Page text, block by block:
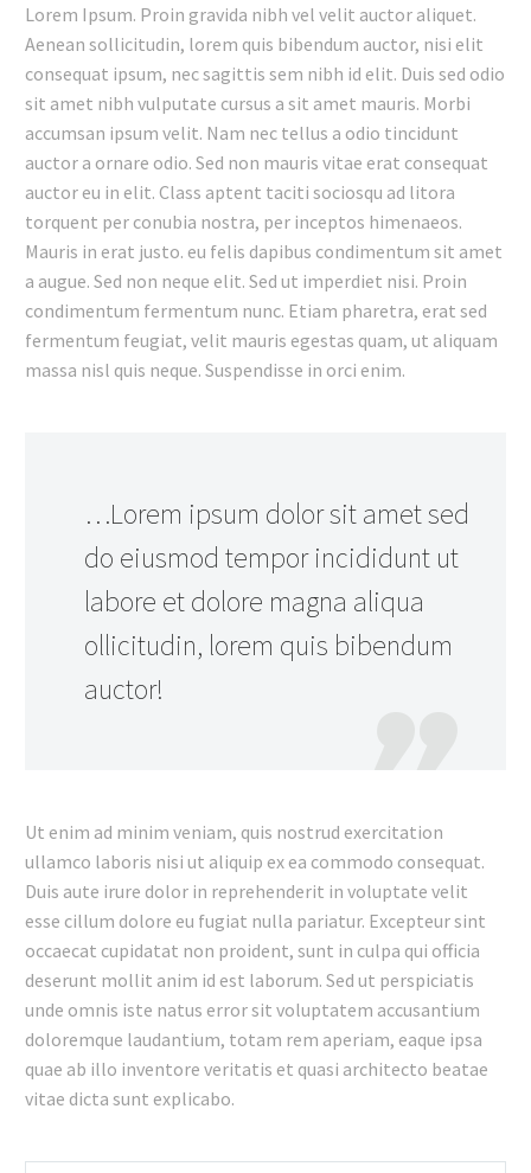
Lorem Ipsum. Proin gravida nibh vel velit auctor aliquet.
Aenean sollicitudin, lorem quis bibendum auctor, nisi elit
consequat ipsum, nec sagittis sem nibh id elit. Duis sed odio
sit amet nibh vulputate cursus a sit amet mauris. Morbi
accumsan ipsum velit. Nam nec tellus a odio tincidunt
auctor a ornare odio. Sed non mauris vitae erat consequat
auctor eu in elit. Class aptent taciti sociosqu ad litora
torquent per conubia nostra, per inceptos himenaeos.
Mauris in erat justo. eu felis dapibus condimentum sit amet
a augue. Sed non neque elit. Sed ut imperdiet nisi. Proin
condimentum fermentum nunc. Etiam pharetra, erat sed
fermentum feugiat, velit mauris egestas quam, ut aliquam
massa nisl quis neque. Suspendisse in orci enim.
…Lorem ipsum dolor sit amet sed
do eiusmod tempor incididunt ut
labore et dolore magna aliqua
ollicitudin, lorem quis bibendum
auctor!
Ut enim ad minim veniam, quis nostrud exercitation
ullamco laboris nisi ut aliquip ex ea commodo consequat.
Duis aute irure dolor in reprehenderit in voluptate velit
esse cillum dolore eu fugiat nulla pariatur. Excepteur sint
occaecat cupidatat non proident, sunt in culpa qui officia
deserunt mollit anim id est laborum. Sed ut perspiciatis
unde omnis iste natus error sit voluptatem accusantium
doloremque laudantium, totam rem aperiam, eaque ipsa
quae ab illo inventore veritatis et quasi architecto beatae
vitae dicta sunt explicabo.